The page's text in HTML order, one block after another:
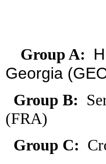
Group A:
Georgia
Group B:
(FRA)
Group C: